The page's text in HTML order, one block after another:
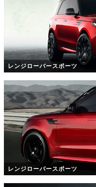
レンジローバースポーツ
レンジローバースポーツ